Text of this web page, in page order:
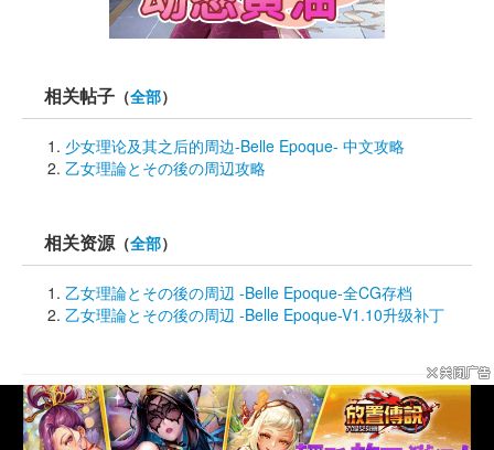
相关帖子 （全部）
少女理论及其之后的周边-Belle Epoque- 中文攻略
乙女理論とその後の周辺攻略
相关资源 （全部）
乙女理論とその後の周辺 -Belle Epoque-全CG存档
乙女理論とその後の周辺 -Belle Epoque-V1.10升级补丁
© Since 2DFan2005
版权声明
新手指引 使用帮助 站务反馈 域名线路